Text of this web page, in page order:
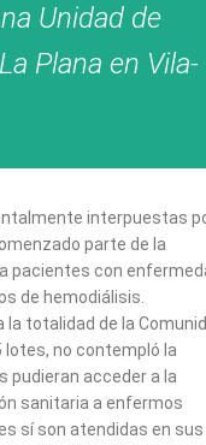
Unidad de
Plana en Vila-
interpuestas
parte de la
pacientes con
de hemodiálisis.
la totalidad de la
lotes, no contempló la
pudieran acceder a la
sanitaria a enfermos
sí son atendidas en sus